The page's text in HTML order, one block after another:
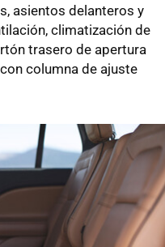
asientos delanteros y
climatización de
trasero de apertura
columna de ajuste